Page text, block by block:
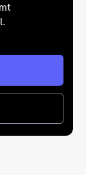
dig bästa
olika
vid ditt köp
gällande